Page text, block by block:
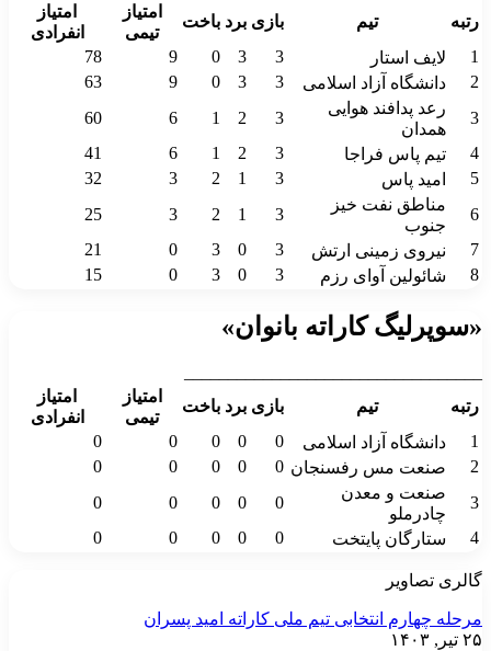
رتبه
تیم بازی برد باخت
امتیاز
تیمی
امتیاز
انفرادی
1
لایف استار 3
3
0
9
78
2
دانشگاه آزاد اسلامی 3
3
0
9
63
3
رعد پدافند هوایی
همدان
3
2
1
6
60
4
تیم پاس فراجا 3
2
1
6
41
5
امید پاس 3
1
2
3
32
6
مناطق نفت خیز
جنوب
3
1
2
3
25
7
نیروی زمینی ارتش 3
0
3
0
21
8
شائولین آوای رزم 3
0
3
0
15
«سوپرلیگ کاراته بانوان»
رتبه
تیم بازی برد باخت
امتیاز
تیمی
امتیاز
انفرادی
1
دانشگاه آزاد اسلامی 0
0
0
0
0
2
صنعت مس رفسنجان 0
0
0
0
0
3
صنعت و معدن
چادرملو
0
0
0
0
0
4
ستارگان پایتخت 0
0
0
0
0
گالری تصاویر
مرحله چهارم انتخابی تیم ملی کاراته امید پسران
۲۵ تیر, ۱۴۰۳